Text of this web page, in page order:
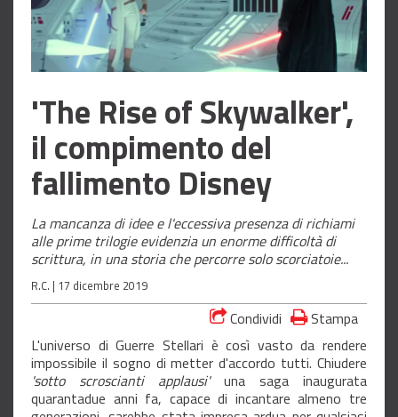
'The Rise of Skywalker',
il compimento del
fallimento Disney
La mancanza di idee e l'eccessiva presenza di richiami
alle prime trilogie evidenzia un enorme difficoltà di
scrittura, in una storia che percorre solo scorciatoie...
R.C. | 17 dicembre 2019
Condividi
Stampa
L'universo di Guerre Stellari è così vasto da rendere
impossibile il sogno di metter d'accordo tutti. Chiudere
'sotto scroscianti applausi'una saga inaugurata
quarantadue anni fa, capace di incantare almeno tre